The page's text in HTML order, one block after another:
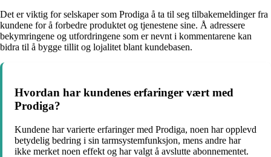
Det er viktig for selskaper som Prodiga å ta til seg tilbakemeldinger fra
kundene for å forbedre produktet og tjenestene sine. Å adressere
bekymringene og utfordringene som er nevnt i kommentarene kan
bidra til å bygge tillit og lojalitet blant kundebasen.
Hvordan har kundenes erfaringer vært med
Prodiga?
Kundene har varierte erfaringer med Prodiga, noen har opplevd
betydelig bedring i sin tarmsystemfunksjon, mens andre har
ikke merket noen effekt og har valgt å avslutte abonnementet.